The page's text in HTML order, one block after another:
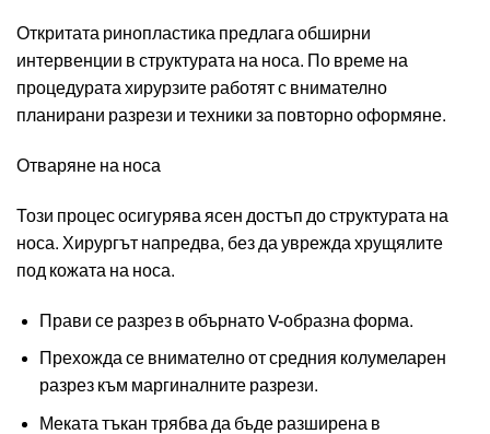
Откритата ринопластика предлага обширни
интервенции в структурата на носа. По време на
процедурата хирурзите работят с внимателно
планирани разрези и техники за повторно оформяне.
Отваряне на носа
Този процес осигурява ясен достъп до структурата на
носа. Хирургът напредва, без да уврежда хрущялите
под кожата на носа.
Прави се разрез в обърнато V-образна форма.
Прехожда се внимателно от средния колумеларен
разрез към маргиналните разрези.
Меката тъкан трябва да бъде разширена в